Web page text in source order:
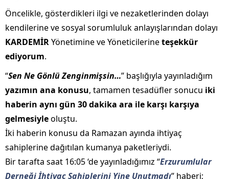
Öncelikle, gösterdikleri ilgi ve nezaketlerinden dolayı
kendilerine ve sosyal sorumluluk anlayışlarından dolayı
KARDEMİRYönetimine ve Yöneticilerineteşekkür
ediyorum.
“Sen Ne Gönlü Zenginmişsin…” başlığıyla yayınladığım
yazımın ana konusu, tamamen tesadüfler sonucu iki
haberin aynı gün 30 dakika ara ile karşı karşıya
gelmesiyleoluştu.
İki haberin konusu da Ramazan ayında ihtiyaç
sahiplerine dağıtılan kumanya paketleriydi.
Bir tarafta saat 16:05 ‘de yayınladığımız “Erzurumlular
Derneği İhtiyaç Sahiplerini Yine Unutmadı” haberi;